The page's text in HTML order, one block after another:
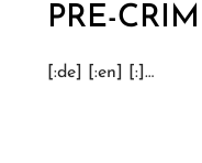
PRE-
[:de] [:en] [:]…